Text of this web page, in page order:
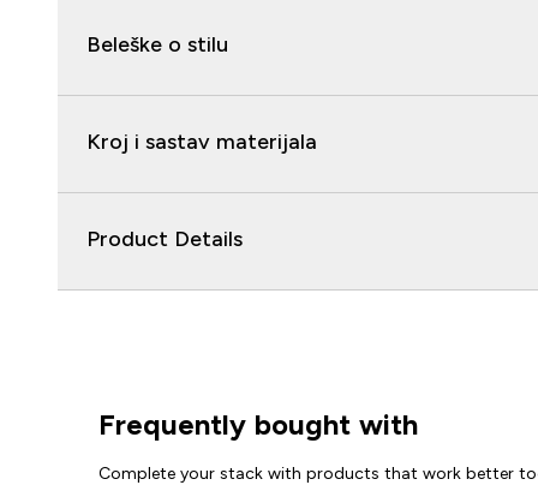
Beleške o stilu
Kroj i sastav materijala
Product Details
Frequently bought with
Complete your stack with products that work better